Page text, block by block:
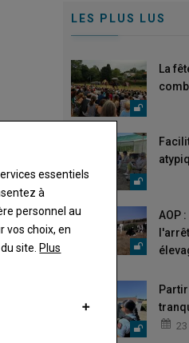
LES PLUS LUS
La
AOP
essentiels
à
personnel au
vos choix, en
site. Plus